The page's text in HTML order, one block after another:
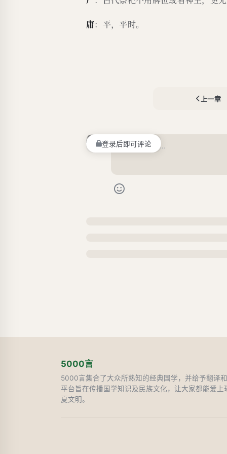
庸：平，平时。
上一章
登录后即可评论
5000言
5000言集合了大众所熟知的经典国学，并给予翻译
平台旨在传播国学知识及民族文化，让大家都能爱上
夏文明。